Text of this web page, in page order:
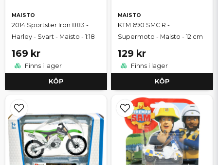
MAISTO
2014 Sportster Iron 883 -
Harley - Svart - Maisto - 1:18
169 kr
Finns i lager
KÖP
MAISTO
KTM 690 SMC R -
Supermoto - Maisto - 12 cm
129 kr
Finns i lager
KÖP